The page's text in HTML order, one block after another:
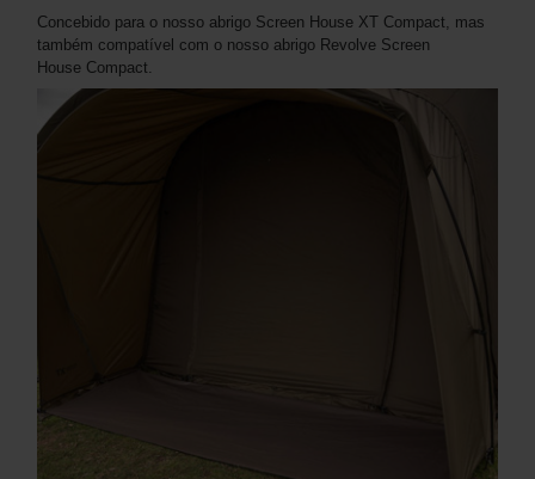
Concebido para o nosso abrigo Screen House XT Compact, mas
também compatível com o nosso abrigo Revolve Screen
House Compact.